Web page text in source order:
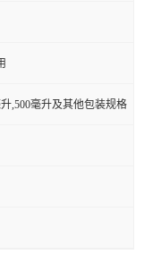
,500毫升及其他包装规格